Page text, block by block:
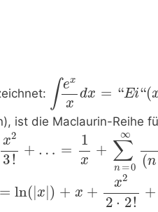
∫ ex
x
dx = “Ei“(
ist die Maclaurin-Reihe
x2
3!
+ … =
1
x
+
∞
∑
n =0 (n
= ln( |x ) + x +
x2
2 ⋅ 2!
+